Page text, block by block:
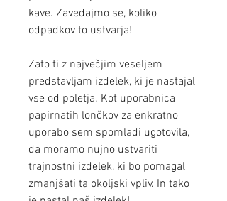
kave. Zavedajmo se, koliko
odpadkov to ustvarja!
Zato ti z največjim veseljem
predstavljam izdelek, ki je nastajal
vse od poletja. Kot uporabnica
papirnatih lončkov za enkratno
uporabo sem spomladi ugotovila,
da moramo nujno ustvariti
trajnostni izdelek, ki bo pomagal
zmanjšati ta okoljski vpliv. In tako